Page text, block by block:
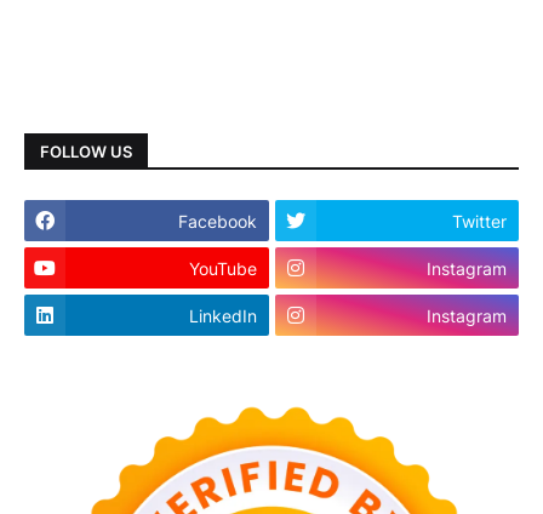
FOLLOW US
Facebook Twitter
YouTube Instagram
LinkedIn Instagram